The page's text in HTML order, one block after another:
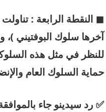
◼ النقطة الرابعة :
آخرها سلوك البوفتيني )،
للنظر في مثل هذه
حماية السلوك العام
✅ رد سيدينو جاء